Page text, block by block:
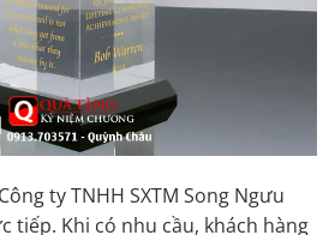
ty TNHH SXTM Song Ngưu
tiếp. Khi có nhu cầu, khách hàng